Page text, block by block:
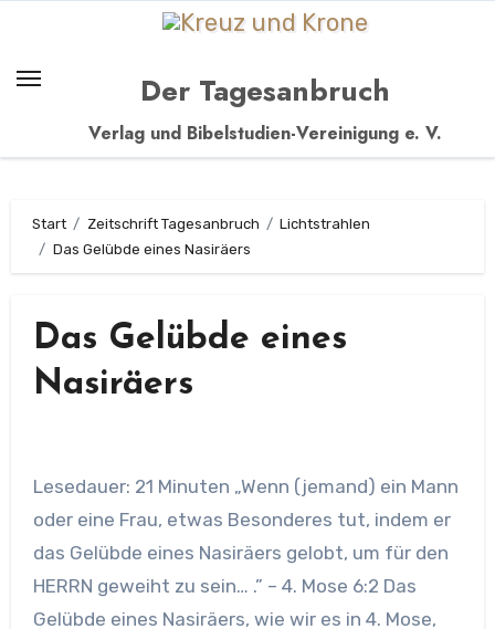
springen
Der Tagesanbruch
Verlag und Bibelstudien-Vereinigung e. V.
Start Zeitschrift Tagesanbruch
Lichtstrahlen
Das Gelübde eines Nasiräers
Das Gelübde eines
Nasiräers
Lesedauer: 21 Minuten „Wenn (jemand) ein Mann
oder eine Frau, etwas Besonderes tut, indem er
das Gelübde eines Nasiräers gelobt, um für den
HERRN geweiht zu sein… .” – 4. Mose 6:2 Das
Gelübde eines Nasiräers, wie wir es in 4. Mose,